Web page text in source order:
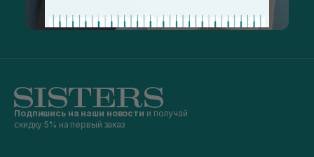
Подпишись на наши новости и получай
скидку 5% на первый заказ